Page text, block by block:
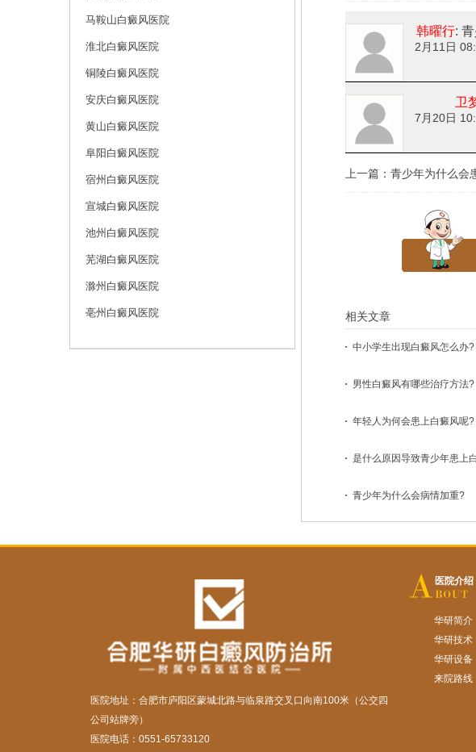
马鞍山白癜风医院
淮北白癜风医院
铜陵白癜风医院
安庆白癜风医院
黄山白癜风医院
阜阳白癜风医院
宿州白癜风医院
宣城白癜风医院
池州白癜风医院
芜湖白癜风医院
滁州白癜风医院
亳州白癜风医院
韩曜行:
2月11日
卫
7月20日
上一篇： 青少年为什么会
相关文章
中小学生出现白癜风怎么办?
男性白癜风有哪些治疗方法?
年轻人为何会患上白癜风呢?
是什么原因导致青少年患上
青少年为什么会病情加重?
医院地址：合肥市庐阳区蒙城北路与临泉路交叉口向南100米（公交四
公司站牌旁）
医院电话：0551-65733120
医院介绍
华研简介
华研技术
华研设备
来院路线